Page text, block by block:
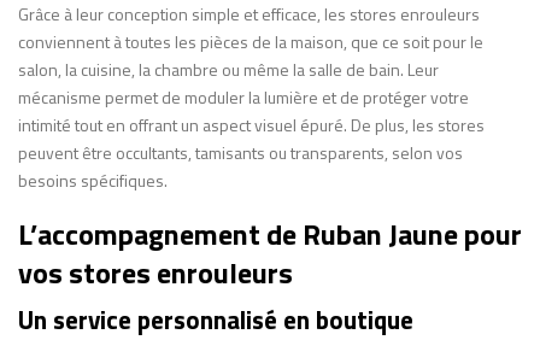
Grâce à leur conception simple et efficace, les stores enrouleurs
conviennent à toutes les pièces de la maison, que ce soit pour le
salon, la cuisine, la chambre ou même la salle de bain. Leur
mécanisme permet de moduler la lumière et de protéger votre
intimité tout en offrant un aspect visuel épuré. De plus, les stores
peuvent être occultants, tamisants ou transparents, selon vos
besoins spécifiques.
L’accompagnement de Ruban Jaune pour
vos stores enrouleurs
Un service personnalisé en boutique